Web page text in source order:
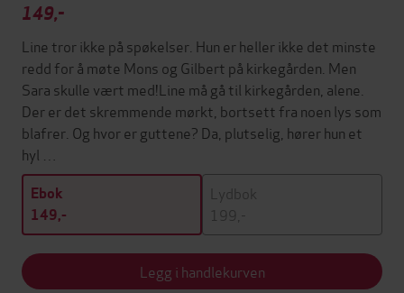
149,-
Line tror ikke på spøkelser. Hun er heller ikke det minste
redd for å møte Mons og Gilbert på kirkegården. Men
Sara skulle vært med!Line må gå til kirkegården, alene.
Der er det skremmende mørkt, bortsett fra noen lys som
blafrer. Og hvor er guttene? Da, plutselig, hører hun et
hyl …
Ebok
149,-
Lydbok
199,-
Legg i handlekurven